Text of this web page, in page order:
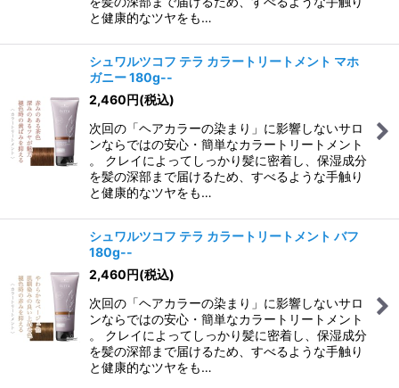
と健康的なツヤをも…
シュワルツコフ テラ カラートリートメント マホ
ガニー 180g--
2,460円(税込)
次回の「ヘアカラーの染まり」に影響しないサロ
ンならではの安心・簡単なカラートリートメント
。 クレイによってしっかり髪に密着し、保湿成分
を髪の深部まで届けるため、すべるような手触り
と健康的なツヤをも…
シュワルツコフ テラ カラートリートメント バフ
180g--
2,460円(税込)
次回の「ヘアカラーの染まり」に影響しないサロ
ンならではの安心・簡単なカラートリートメント
。 クレイによってしっかり髪に密着し、保湿成分
を髪の深部まで届けるため、すべるような手触り
と健康的なツヤをも…